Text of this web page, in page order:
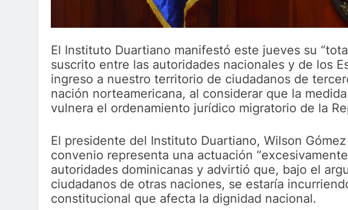
El Instituto Duartiano manifestó este jueves su
suscrito entre las autoridades nacionales y de los
ingreso a nuestro territorio de ciudadanos de
nación norteamericana, al considerar que la
vulnera el ordenamiento jurídico migratorio de la
El presidente del Instituto Duartiano, Wilson
convenio representa una actuación
autoridades dominicanas y advirtió que, bajo el
ciudadanos de otras naciones, se estaría
constitucional que afecta la dignidad nacional.